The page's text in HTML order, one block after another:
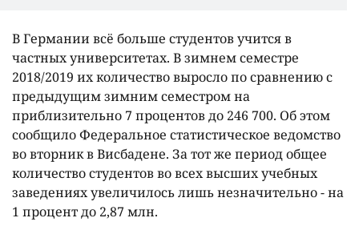
В Германии всë больше студентов учится в
частных университетах. В зимнем семестре
2018/2019 их количество выросло по сравнению с
предыдущим зимним семестром на
приблизительно 7 процентов до 246 700. Об этом
сообщило Федеральное статистическое ведомство
во вторник в Висбадене. За тот же период общее
количество студентов во всех высших учебных
заведениях увеличилось лишь незначительно - на
1 процент до 2,87 млн.